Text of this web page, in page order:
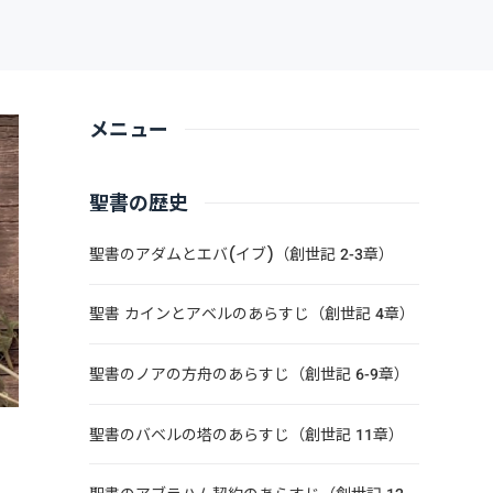
メニュー
聖書の歴史
聖書のアダムとエバ(イブ)（創世記 2-3章）
聖書 カインとアベルのあらすじ（創世記 4章）
聖書のノアの方舟のあらすじ（創世記 6-9章）
聖書のバベルの塔のあらすじ（創世記 11章）